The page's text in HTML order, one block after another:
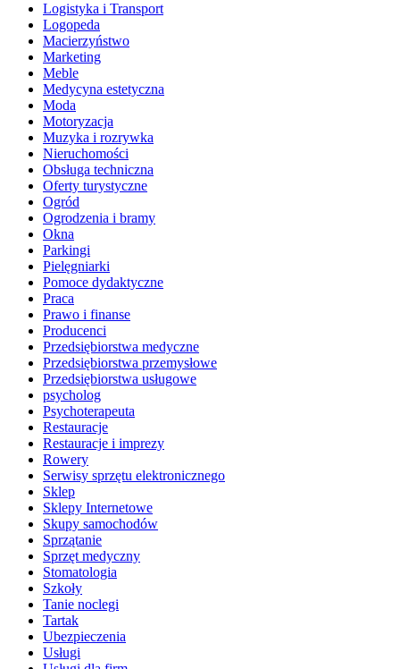
Logistyka i Transport
Logopeda
Macierzyństwo
Marketing
Meble
Medycyna estetyczna
Moda
Motoryzacja
Muzyka i rozrywka
Nieruchomości
Obsługa techniczna
Oferty turystyczne
Ogród
Ogrodzenia i bramy
Okna
Parkingi
Pielęgniarki
Pomoce dydaktyczne
Praca
Prawo i finanse
Producenci
Przedsiębiorstwa medyczne
Przedsiębiorstwa przemysłowe
Przedsiębiorstwa usługowe
psycholog
Psychoterapeuta
Restauracje
Restauracje i imprezy
Rowery
Serwisy sprzętu elektronicznego
Sklep
Sklepy Internetowe
Skupy samochodów
Sprzątanie
Sprzęt medyczny
Stomatologia
Szkoły
Tanie noclegi
Tartak
Ubezpieczenia
Usługi